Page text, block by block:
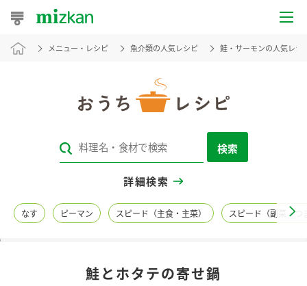
おうちレシピ
レシピカテゴリ一覧
レシピ名特集
メニュー・レシピ 魚介類の人気レシピ 鮭・サーモンの人気レシ
検索
詳細検索
なす ピーマン スピード（主食・主菜） スピード（副菜・つ
鮭とホタテの寄せ鍋